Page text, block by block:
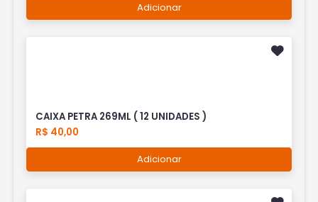
Adicionar
CAIXA PETRA 269ML ( 12 UNIDADES )
R$ 40,00
Adicionar